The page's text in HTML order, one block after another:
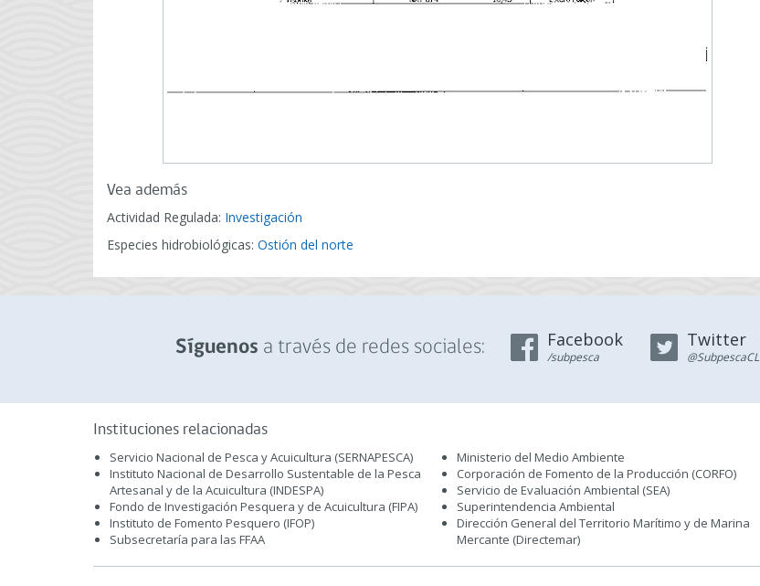
Vea además
Actividad Regulada: Investigación
Especies hidrobiológicas: Ostión del norte
Síguenos a través de redes sociales: Facebook
/subpesca
Twitter
@SubpescaCL
Instituciones relacionadas
Servicio Nacional de Pesca y Acuicultura (SERNAPESCA)
Instituto Nacional de Desarrollo Sustentable de la Pesca
Artesanal y de la Acuicultura (INDESPA)
Fondo de Investigación Pesquera y de Acuicultura (FIPA)
Instituto de Fomento Pesquero (IFOP)
Subsecretaría para las FFAA
Ministerio del Medio Ambiente
Corporación de Fomento de la Producción (CORFO)
Servicio de Evaluación Ambiental (SEA)
Superintendencia Ambiental
Dirección General del Territorio Marítimo y de Marina
Mercante (Directemar)